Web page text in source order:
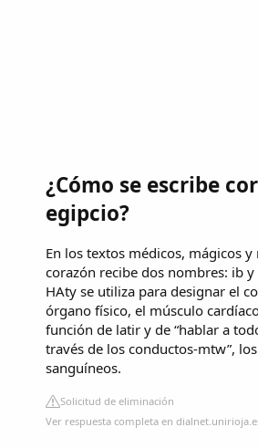
¿Cómo se escribe
egipcio?
En los textos médicos, mágicos y
corazón recibe dos nombres: ib y
HAty se utiliza para designar el
órgano físico, el músculo
función de latir y de “hablar a
través de los conductos-mtw”,
sanguíneos.
Solicitud de eliminación
Ver respuesta completa en